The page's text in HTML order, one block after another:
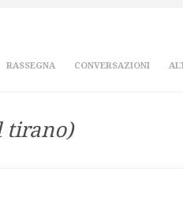
RASSEGNA CONVERSAZIONI
tirano)